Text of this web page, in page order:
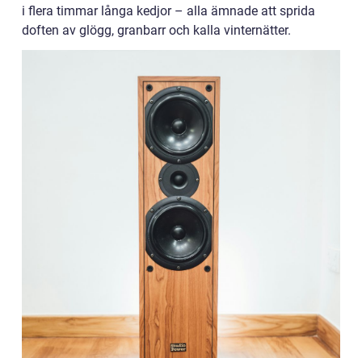
i flera timmar långa kedjor – alla ämnade att sprida
doften av glögg, granbarr och kalla vinternätter.